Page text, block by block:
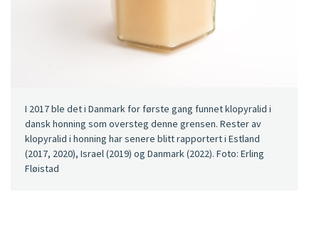
I 2017 ble det i Danmark for første gang funnet klopyralid i
dansk honning som oversteg denne grensen. Rester av
klopyralid i honning har senere blitt rapportert i Estland
(2017, 2020), Israel (2019) og Danmark (2022). Foto: Erling
Fløistad